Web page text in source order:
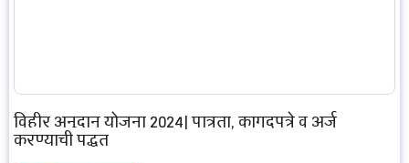
विहीर अनुदान योजना 2024| पात्रता, कागदपत्रे व अर्ज
करण्याची पद्धत